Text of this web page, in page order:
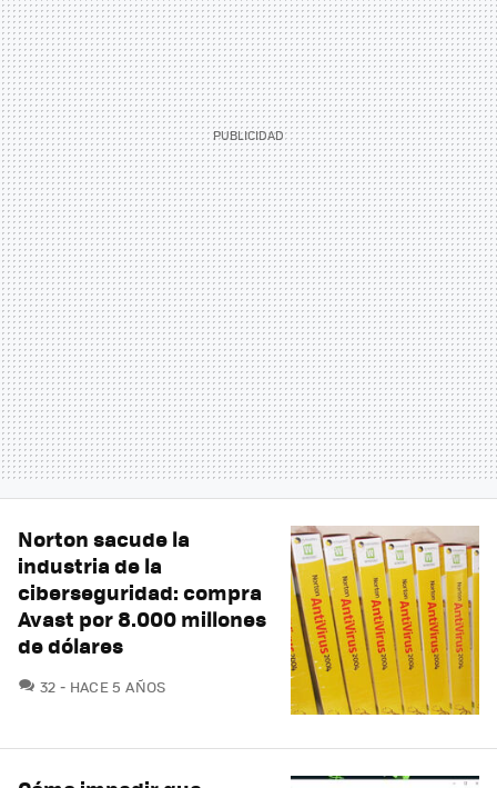
Norton sacude la
industria de la
ciberseguridad: compra
Avast por 8.000 millones
de dólares
32 COMENTARIOS
HACE 5 AÑOS